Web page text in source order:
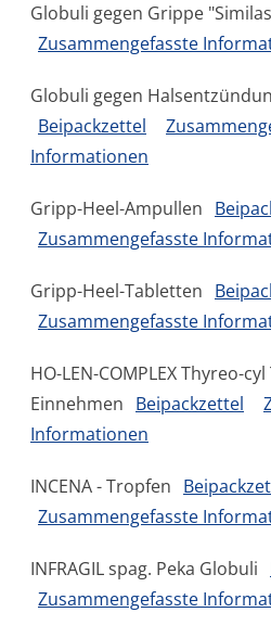
Globuli gegen Grippe
Zusammengefasste
Globuli gegen
Beipackzettel
Informationen
Gripp-Heel-Ampullen
Zusammengefasste
Gripp-Heel-Tabletten
Zusammengefasste
HO-LEN-COMPLEX Thyreo-
Einnehmen Beipackzettel
Informationen
INCENA - Tropfen
Zusammengefasste
INFRAGIL spag. Peka Globuli
Zusammengefasste